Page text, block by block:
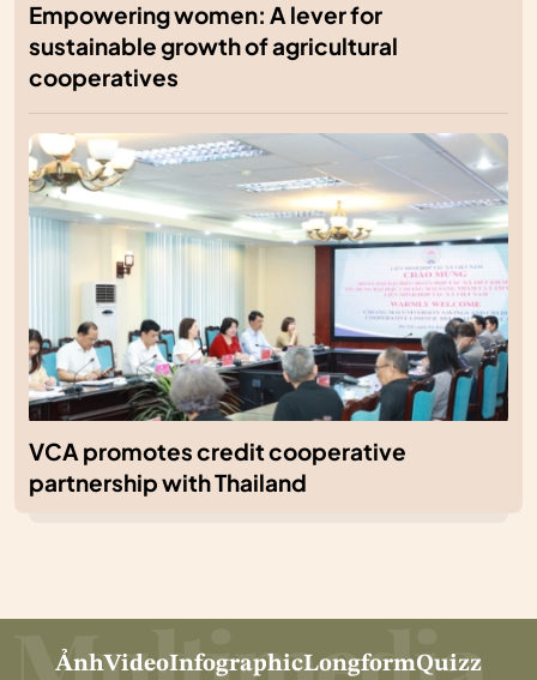
Empowering women: A lever for
sustainable growth of agricultural
cooperatives
VCA promotes credit cooperative
partnership with Thailand
ẢnhVideoInfographicLongformQuizz